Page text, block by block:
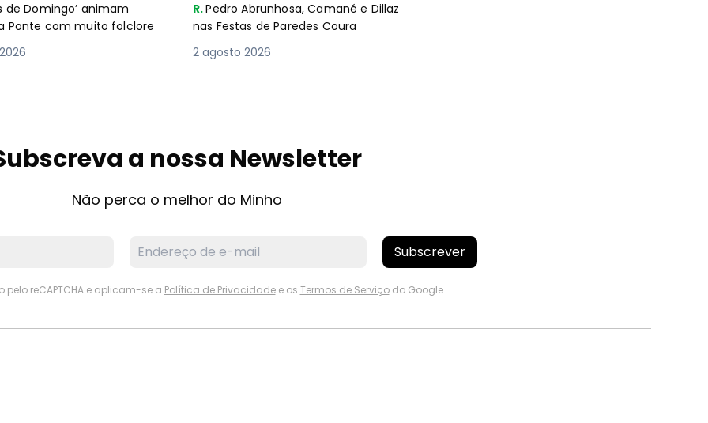
de Domingo’ animam
Ponte com muito folclore
R.Pedro Abrunhosa, Camané e Dillaz
nas Festas de Paredes Coura
2 agosto 2026
a nossa Newsletter
Não perca o melhor do Minho
Subscrever
pelo reCAPTCHA e aplicam-se a Política de Privacidadee os Termos de Serviçodo Google.